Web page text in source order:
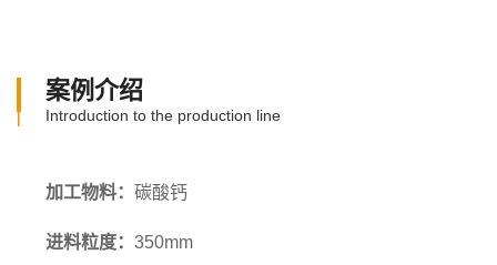
案例介绍
Introduction to the production line
加工物料： 碳酸钙
进料粒度： 350mm